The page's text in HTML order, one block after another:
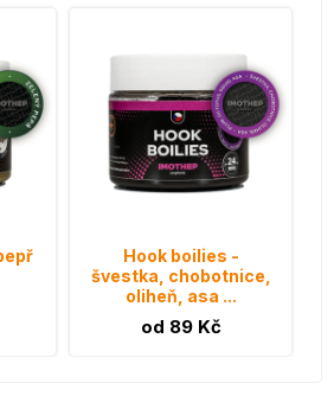
Hook boilies -
švestka, chobotnice,
oliheň, asa ...
od 89 Kč